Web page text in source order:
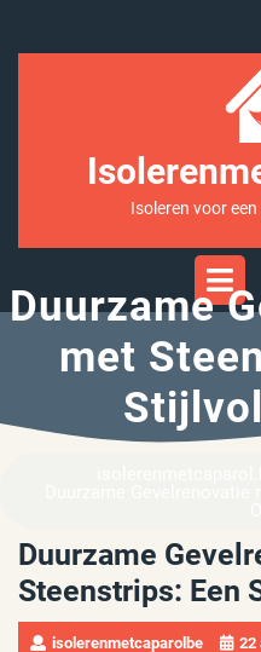
Isoleren voor
Duurzame
met
Duurzame
Steenstrips: Een
isolerenmetcaparolbe 22